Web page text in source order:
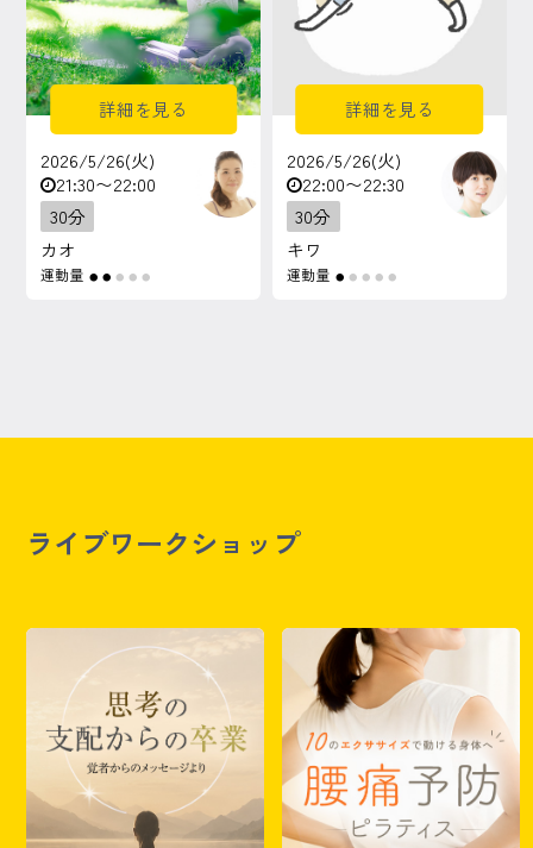
詳細を見る
2026/5/26(火)
21:30〜22:00
30分
カオ
運動量 ● ● ● ● ●
詳細を見る
2026/5/26(火)
22:00〜22:30
30分
キワ
運動量 ● ● ● ● ●
ライブワークショップ